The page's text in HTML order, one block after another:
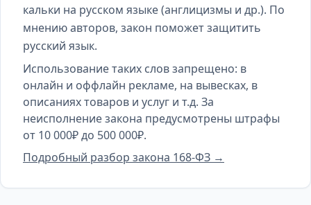
кальки на русском языке (англицизмы и др.). По
мнению авторов, закон поможет защитить
русский язык.
Использование таких слов запрещено: в
онлайн и оффлайн рекламе, на вывесках, в
описаниях товаров и услуг и т.д. За
неисполнение закона предусмотрены штрафы
от 10 000₽ до 500 000₽.
Подробный разбор закона 168-ФЗ →